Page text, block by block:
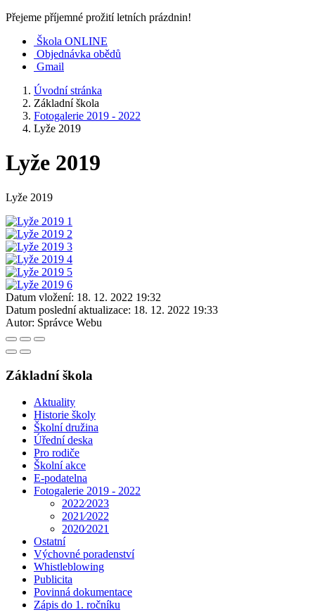
Přejeme příjemné prožití letních prázdnin!
Škola ONLINE
Objednávka obědů
Gmail
Úvodní stránka
Základní škola
Fotogalerie 2019 - 2022
Lyže 2019
Lyže 2019
Lyže 2019
Datum vložení: 18. 12. 2022 19:32
Datum poslední aktualizace: 18. 12. 2022 19:33
Autor: Správce Webu
Základní škola
Aktuality
Historie školy
Školní družina
Úřední deska
Pro rodiče
Školní akce
E-podatelna
Fotogalerie 2019 - 2022
2022⁄2023
2021⁄2022
2020⁄2021
Ostatní
Výchovné poradenství
Whistleblowing
Publicita
Povinná dokumentace
Zápis do 1. ročníku